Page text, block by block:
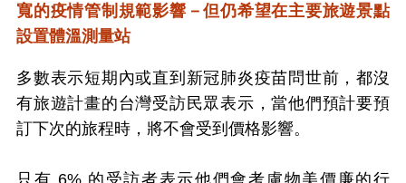
寬的疫情管制規範影響－但仍希望在主要旅遊景點
設置體溫測量站
多數表示短期內或直到新冠肺炎疫苗問世前，都沒
有旅遊計畫的台灣受訪民眾表示，當他們預計要預
訂下次的旅程時，將不會受到價格影響。
只有 6% 的受訪者表示他們會考慮物美價廉的行